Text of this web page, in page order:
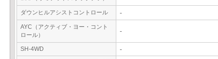
ダウンヒルアシストコントロール -
AYC（アクティブ・ヨー・コント
ロール）
-
SH-4WD -